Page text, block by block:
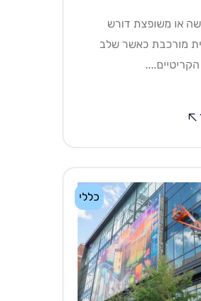
או משופצת דורש
מורכבת כאשר שלב
כללי